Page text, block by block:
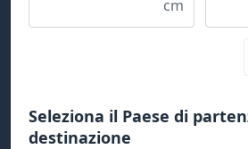
cm
Seleziona il Paese di
destinazione